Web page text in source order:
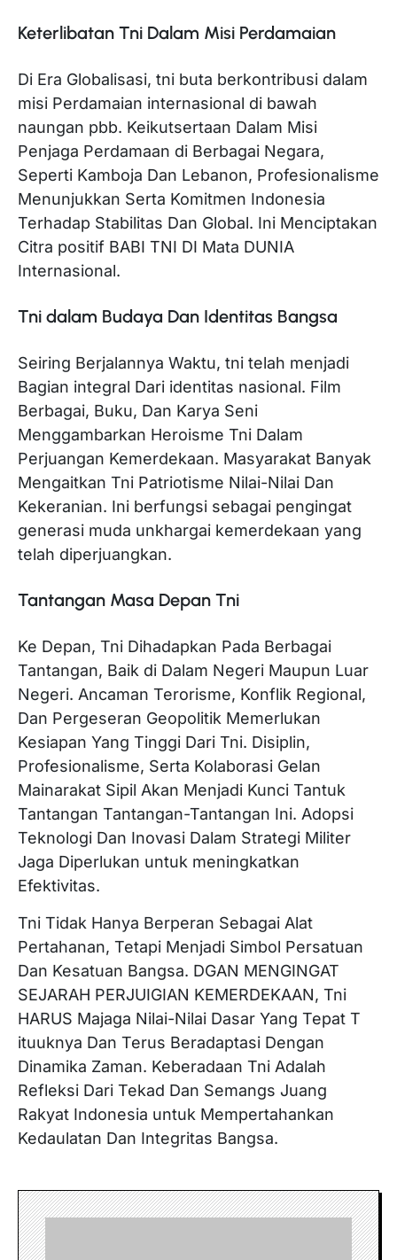
Keterlibatan Tni Dalam Misi Perdamaian
Di Era Globalisasi, tni buta berkontribusi dalam
misi Perdamaian internasional di bawah
naungan pbb. Keikutsertaan Dalam Misi
Penjaga Perdamaan di Berbagai Negara,
Seperti Kamboja Dan Lebanon, Profesionalisme
Menunjukkan Serta Komitmen Indonesia
Terhadap Stabilitas Dan Global. Ini Menciptakan
Citra positif BABI TNI DI Mata DUNIA
Internasional.
Tni dalam Budaya Dan Identitas Bangsa
Seiring Berjalannya Waktu, tni telah menjadi
Bagian integral Dari identitas nasional. Film
Berbagai, Buku, Dan Karya Seni
Menggambarkan Heroisme Tni Dalam
Perjuangan Kemerdekaan. Masyarakat Banyak
Mengaitkan Tni Patriotisme Nilai-Nilai Dan
Kekeranian. Ini berfungsi sebagai pengingat
generasi muda unkhargai kemerdekaan yang
telah diperjuangkan.
Tantangan Masa Depan Tni
Ke Depan, Tni Dihadapkan Pada Berbagai
Tantangan, Baik di Dalam Negeri Maupun Luar
Negeri. Ancaman Terorisme, Konflik Regional,
Dan Pergeseran Geopolitik Memerlukan
Kesiapan Yang Tinggi Dari Tni. Disiplin,
Profesionalisme, Serta Kolaborasi Gelan
Mainarakat Sipil Akan Menjadi Kunci Tantuk
Tantangan Tantangan-Tantangan Ini. Adopsi
Teknologi Dan Inovasi Dalam Strategi Militer
Jaga Diperlukan untuk meningkatkan
Efektivitas.
Tni Tidak Hanya Berperan Sebagai Alat
Pertahanan, Tetapi Menjadi Simbol Persatuan
Dan Kesatuan Bangsa. DGAN MENGINGAT
SEJARAH PERJUIGIAN KEMERDEKAAN, Tni
HARUS Majaga Nilai-Nilai Dasar Yang Tepat T
ituuknya Dan Terus Beradaptasi Dengan
Dinamika Zaman. Keberadaan Tni Adalah
Refleksi Dari Tekad Dan Semangs Juang
Rakyat Indonesia untuk Mempertahankan
Kedaulatan Dan Integritas Bangsa.